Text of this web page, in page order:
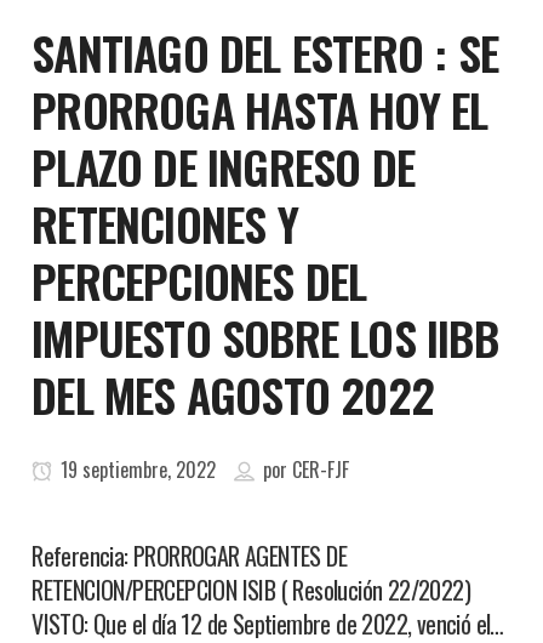
SANTIAGO DEL ESTERO : SE
PRORROGA HASTA HOY EL
PLAZO DE INGRESO DE
RETENCIONES Y
PERCEPCIONES DEL
IMPUESTO SOBRE LOS IIBB
DEL MES AGOSTO 2022
19 septiembre, 2022 por CER-FJF
Referencia: PRORROGAR AGENTES DE
RETENCION/PERCEPCION ISIB ( Resolución 22/2022)
VISTO: Que el día 12 de Septiembre de 2022, venció el…